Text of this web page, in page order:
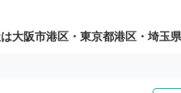
大阪市港区・東京都港区・埼玉